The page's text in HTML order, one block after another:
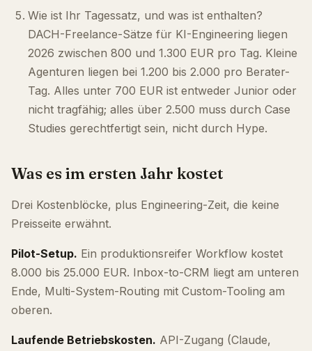
Wie ist Ihr Tagessatz, und was ist enthalten?
DACH-Freelance-Sätze für KI-Engineering liegen
2026 zwischen 800 und 1.300 EUR pro Tag. Kleine
Agenturen liegen bei 1.200 bis 2.000 pro Berater-
Tag. Alles unter 700 EUR ist entweder Junior oder
nicht tragfähig; alles über 2.500 muss durch Case
Studies gerechtfertigt sein, nicht durch Hype.
Was es im ersten Jahr kostet
Drei Kostenblöcke, plus Engineering-Zeit, die keine
Preisseite erwähnt.
Pilot-Setup. Ein produktionsreifer Workflow kostet
8.000 bis 25.000 EUR. Inbox-to-CRM liegt am unteren
Ende, Multi-System-Routing mit Custom-Tooling am
oberen.
Laufende Betriebskosten. API-Zugang (Claude,